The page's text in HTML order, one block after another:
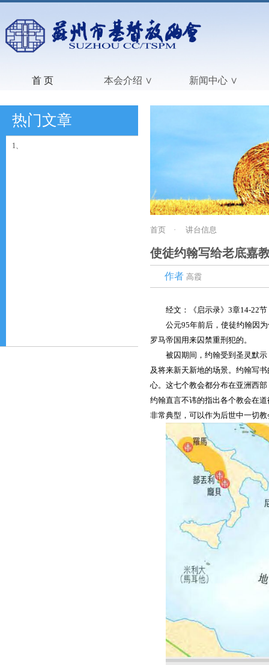
首 页 本会介绍 ∨ 新闻中心 ∨
热门文章
1、
首页 · 讲台信息
使徒约翰写给老底嘉
作者 高霞
经文：《启示录》3章14-22节
公元95年前后，使徒约翰因
罗马帝国用来囚禁重刑犯的。
被囚期间，约翰受到圣灵默
及将来新天新地的场景。约翰写
心。这七个教会都分布在亚洲西
约翰直言不讳的指出各个教会在
非常典型，可以作为后世中一切